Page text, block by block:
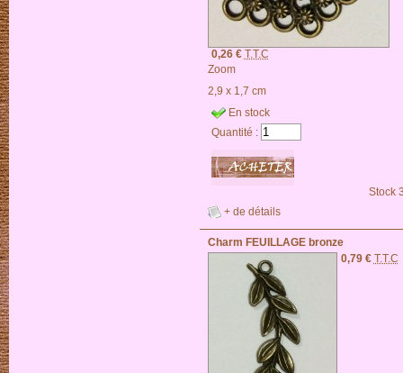
0,26 € T.T.C
Zoom
2,9 x 1,7 cm
En stock
Quantité :
Stock
+ de détails
Charm FEUILLAGE bronze
0,79 € T.T.C